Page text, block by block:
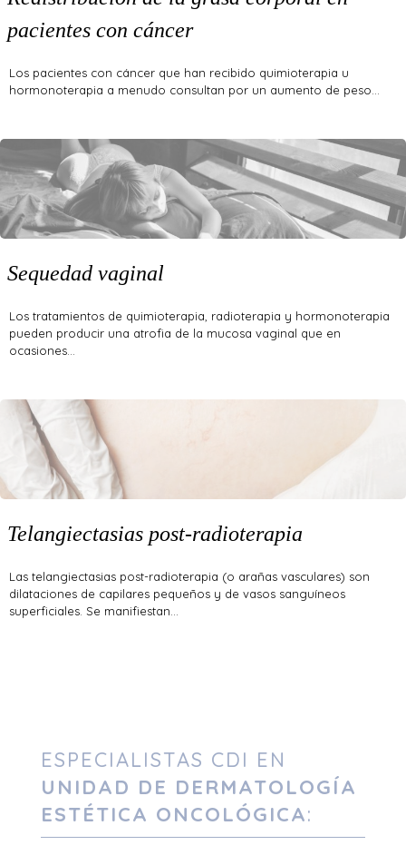
pacientes con cáncer
Los pacientes con cáncer que han recibido quimioterapia u
hormonoterapia a menudo consultan por un aumento de peso…
Sequedad vaginal
Los tratamientos de quimioterapia, radioterapia y hormonoterapia
pueden producir una atrofia de la mucosa vaginal que en
ocasiones…
Telangiectasias post-radioterapia
Las telangiectasias post-radioterapia (o arañas vasculares) son
dilataciones de capilares pequeños y de vasos sanguíneos
superficiales. Se manifiestan…
ESPECIALISTAS CDI EN
UNIDAD DE DERMATOLOGÍA
ESTÉTICA ONCOLÓGICA: